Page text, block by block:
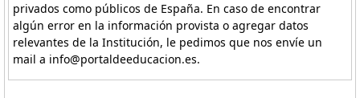
privados como públicos de España. En caso de encontrar
algún error en la información provista o agregar datos
relevantes de la Institución, le pedimos que nos envíe un
mail a info@portaldeeducacion.es.